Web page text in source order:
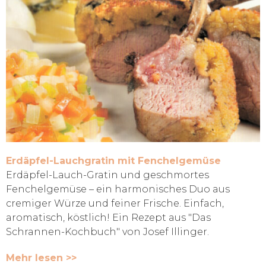
Erdäpfel-Lauchgratin mit Fenchelgemüse
Erdäpfel-Lauch-Gratin und geschmortes
Fenchelgemüse – ein harmonisches Duo aus
cremiger Würze und feiner Frische. Einfach,
aromatisch, köstlich! Ein Rezept aus "Das
Schrannen-Kochbuch" von Josef Illinger.
Mehr lesen >>